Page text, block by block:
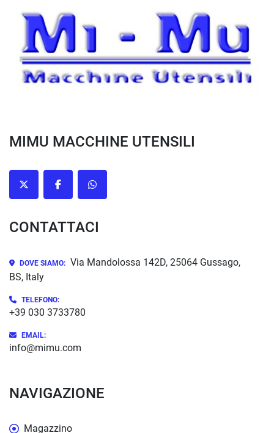
MIMU MACCHINE UTENSILI
twitter facebookwhatsapp
CONTATTACI
DOVE SIAMO: Via Mandolossa 142D, 25064 Gussago,
BS, Italy
TELEFONO:
+39 030 3733780
EMAIL:
info@mimu.com
NAVIGAZIONE
Magazzino